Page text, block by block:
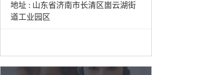
地址 : 山东省济南市长清区崮云湖街
道工业园区